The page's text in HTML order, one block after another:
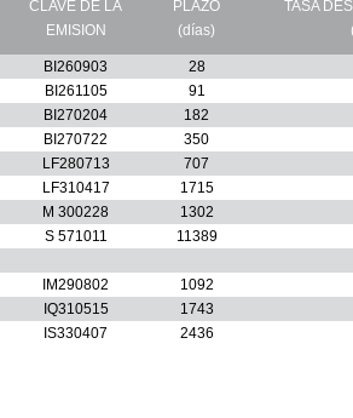
CLAVE DE LA
EMISION
PLAZO
(días)
TASA
BI260903
28
BI261105
91
BI270204
182
BI270722
350
LF280713
707
LF310417
1715
M 300228
1302
S 571011 11389
IM290802
1092
IQ310515
1743
IS330407 2436